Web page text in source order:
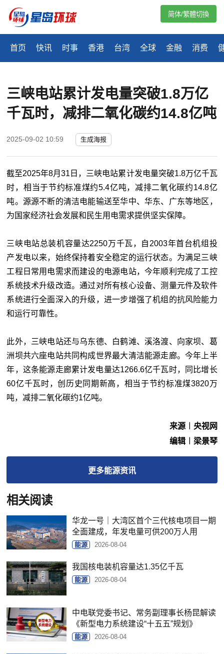
首页 快讯 时事 香港 台湾 全球 金融 消费
简体/繁體切換
三峡电站累计发电量突破1.8万亿
千瓦时，减排二氧化碳约14.8亿吨
2025-09-02 10:59 生成海报
截至2025年8月31日，三峡电站累计发电量突破1.8万亿千瓦
时，相当于节约标准煤约5.4亿吨，减排二氧化碳约14.8亿
吨。源源不断的清洁电能输送至华中、华东、广东等地区，
为国家经济社会发展和民生用电需求提供坚实保障。
三峡电站总装机容量达2250万千瓦，自2003年首台机组投
产发电以来，始终保持着安全稳定的运行状态。为满足三峡
工程日常用电需求而建设的电源电站，今年顺利完成了工控
系统技术升级改造。通过对所有核心设备、测量元件及软件
系统进行全面深入的升级，进一步增强了机组的抗风险能力
和运行可靠性。
此外，三峡电站还与乌东德、白鹤滩、溪洛渡、向家坝、葛
洲坝共六座电站共同构成世界最大清洁能源走廊。今年上半
年，这条能源走廊累计发电量达1266.6亿千瓦时，同比增长
60亿千瓦时，创历史同期新高，相当于节约标准煤3820万
吨，减排二氧化碳约1亿吨。
来源︱央视网
编辑︱梁景琴
更多能源资讯
相关阅读
华龙一号｜大湾区首个三代核电项目一期
全面建成，年发电量可供200万人用
能源 2026-08-04
我国核电装机容量达1.35亿千瓦
能源 2026-08-04
中电联党委书记、常务副理事长杨昆解读
《新型电力系统建设“十五五”规划》
能源 2026-08-04